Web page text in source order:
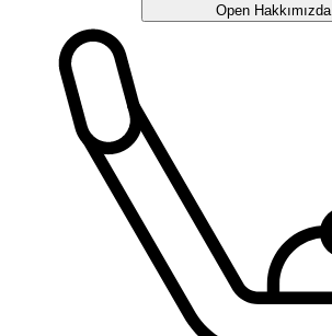
Open Hakkımızda